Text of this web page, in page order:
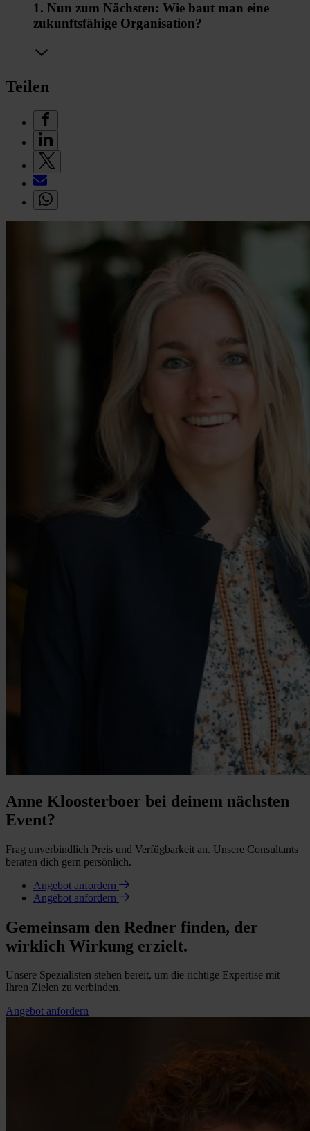
1. Nun zum Nächsten: Wie baut man eine
zukunftsfähige Organisation?
Teilen
Anne Kloosterboer bei deinem nächsten
Event?
Frag unverbindlich Preis und Verfügbarkeit an. Unsere Consultants
beraten dich gern persönlich.
Angebot anfordern
Angebot anfordern
Gemeinsam den Redner finden, der
wirklich Wirkung erzielt.
Unsere Spezialisten stehen bereit, um die richtige Expertise mit
Ihren Zielen zu verbinden.
Angebot anfordern